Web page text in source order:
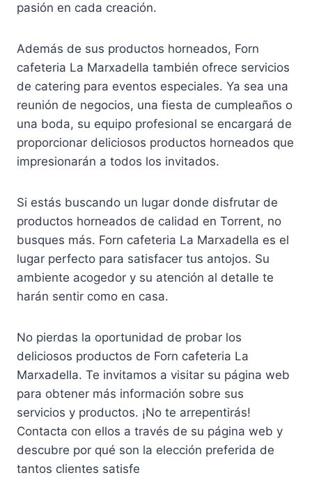
pasión en cada creación.
Además de sus productos horneados, Forn
cafeteria La Marxadella también ofrece servicios
de catering para eventos especiales. Ya sea una
reunión de negocios, una fiesta de cumpleaños o
una boda, su equipo profesional se encargará de
proporcionar deliciosos productos horneados que
impresionarán a todos los invitados.
Si estás buscando un lugar donde disfrutar de
productos horneados de calidad en Torrent, no
busques más. Forn cafeteria La Marxadella es el
lugar perfecto para satisfacer tus antojos. Su
ambiente acogedor y su atención al detalle te
harán sentir como en casa.
No pierdas la oportunidad de probar los
deliciosos productos de Forn cafeteria La
Marxadella. Te invitamos a visitar su página web
para obtener más información sobre sus
servicios y productos. ¡No te arrepentirás!
Contacta con ellos a través de su página web y
descubre por qué son la elección preferida de
tantos clientes satisfe